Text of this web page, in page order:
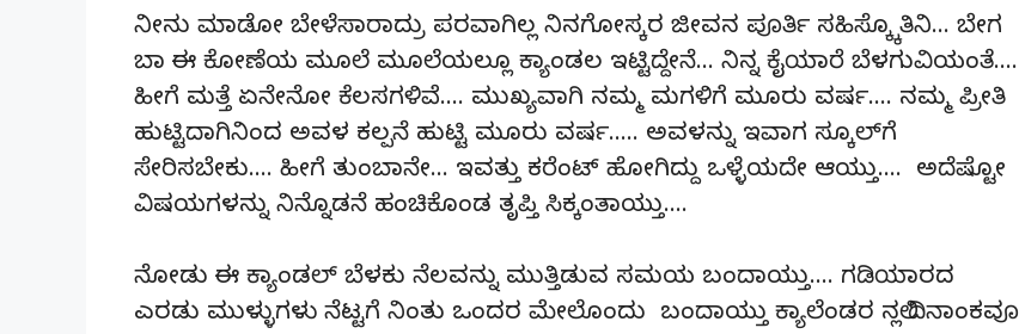
ನೀನು ಮಾಡೋ ಬೇಳೆಸಾರಾದ್ರು ಪರವಾಗಿಲ್ಲ ನಿನಗೋಸ್ಕರ ಜೀವನ ಪೂರ್ತಿ ಸಹಿಸ್ಕ್ಕೊತಿನಿ… ಬೇಗ
ಬಾ ಈ ಕೋಣೆಯ ಮೂಲೆ ಮೂಲೆಯಲ್ಲೂ ಕ್ಯಾಂಡಲ ಇಟ್ಟಿದ್ದೇನೆ… ನಿನ್ನ ಕೈಯಾರೆ ಬೆಳಗುವಿಯಂತೆ….
ಹೀಗೆ ಮತ್ತೆ ಏನೇನೋ ಕೆಲಸಗಳಿವೆ…. ಮುಖ್ಯವಾಗಿ ನಮ್ಮ ಮಗಳಿಗೆ ಮೂರು ವರ್ಷ…. ನಮ್ಮ ಪ್ರೀತಿ
ಹುಟ್ಟಿದಾಗಿನಿಂದ ಅವಳ ಕಲ್ಪನೆ ಹುಟ್ಟಿ ಮೂರು ವರ್ಷ….. ಅವಳನ್ನು ಇವಾಗ ಸ್ಕೂಲ್‌ಗೆ
ಸೇರಿಸಬೇಕು…. ಹೀಗೆ ತುಂಬಾನೇ… ಇವತ್ತು ಕರೆಂಟ್ ಹೋಗಿದ್ದು ಒಳ್ಳೆಯದೇ ಆಯ್ತು…. ಅದೆಷ್ಟೋ
ವಿಷಯಗಳನ್ನು ನಿನ್ನೊಡನೆ ಹಂಚಿಕೊಂಡ ತೃಪ್ತಿ ಸಿಕ್ಕಂತಾಯ್ತು….
ನೋಡು ಈ ಕ್ಯಾಂಡಲ್ ಬೆಳಕು ನೆಲವನ್ನು ಮುತ್ತಿಡುವ ಸಮಯ ಬಂದಾಯ್ತು…. ಗಡಿಯಾರದ
ಎರಡು ಮುಳ್ಳುಗಳು ನೆಟ್ಟಗೆ ನಿಂತು ಒಂದರ ಮೇಲೊಂದು ಬಂದಾಯ್ತು ಕ್ಯಾಲೆಂಡರ ನಲ್ಲಿ ದಿನಾಂಕವೂ